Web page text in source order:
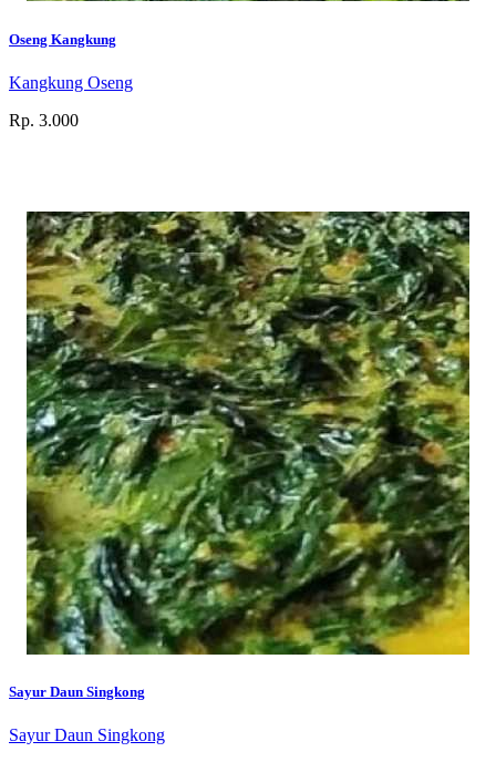
Oseng Kangkung
Kangkung Oseng
Rp. 3.000
Sayur Daun Singkong
Sayur Daun Singkong